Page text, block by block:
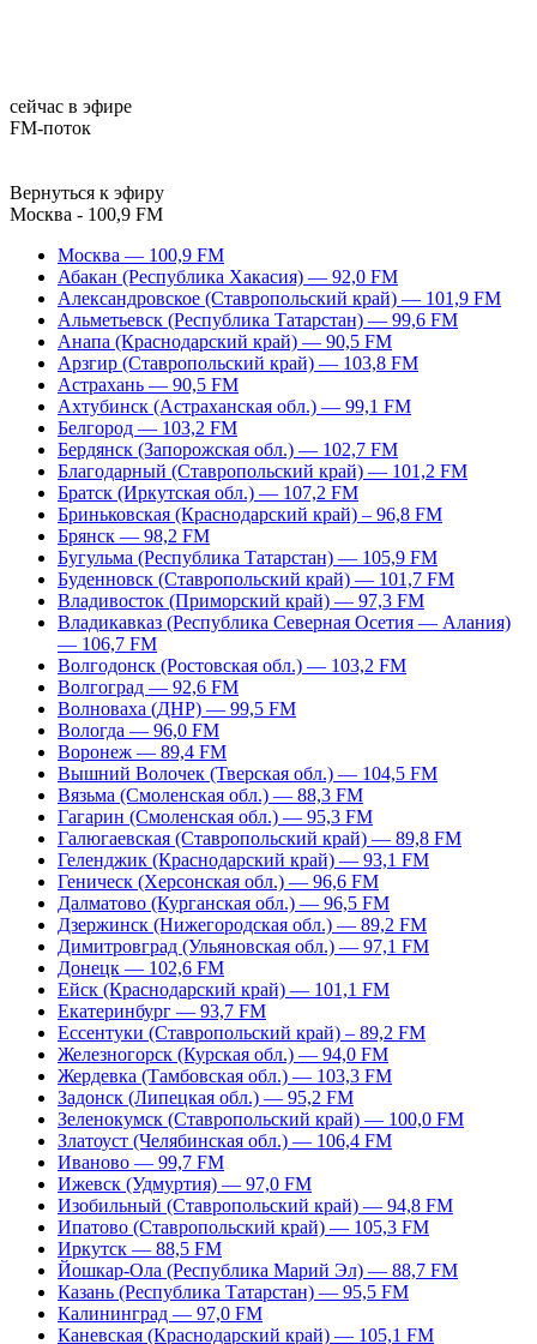
сейчас в эфире
FM-поток
Вернуться к эфиру
Москва - 100,9 FM
Москва — 100,9 FM
Абакан (Республика Хакасия) — 92,0 FM
Александровское (Ставропольский край) — 101,9 FM
Альметьевск (Республика Татарстан) — 99,6 FM
Анапа (Краснодарский край) — 90,5 FM
Арзгир (Ставропольский край) — 103,8 FM
Астрахань — 90,5 FM
Ахтубинск (Астраханская обл.) — 99,1 FM
Белгород — 103,2 FM
Бердянск (Запорожская обл.) — 102,7 FM
Благодарный (Ставропольский край) — 101,2 FM
Братск (Иркутская обл.) — 107,2 FM
Бриньковская (Краснодарский край) – 96,8 FM
Брянск — 98,2 FM
Бугульма (Республика Татарстан) — 105,9 FM
Буденновск (Ставропольский край) — 101,7 FM
Владивосток (Приморский край) — 97,3 FM
Владикавказ (Республика Северная Осетия — Алания)
— 106,7 FM
Волгодонск (Ростовская обл.) — 103,2 FM
Волгоград — 92,6 FM
Волноваха (ДНР) — 99,5 FM
Вологда — 96,0 FM
Воронеж — 89,4 FM
Вышний Волочек (Тверская обл.) — 104,5 FM
Вязьма (Смоленская обл.) — 88,3 FM
Гагарин (Смоленская обл.) — 95,3 FM
Галюгаевская (Ставропольский край) — 89,8 FM
Геленджик (Краснодарский край) — 93,1 FM
Геническ (Херсонская обл.) — 96,6 FM
Далматово (Курганская обл.) — 96,5 FM
Дзержинск (Нижегородская обл.) — 89,2 FM
Димитровград (Ульяновская обл.) — 97,1 FM
Донецк — 102,6 FM
Ейск (Краснодарский край) — 101,1 FM
Екатеринбург — 93,7 FM
Ессентуки (Ставропольский край) – 89,2 FM
Железногорск (Курская обл.) — 94,0 FM
Жердевка (Тамбовская обл.) — 103,3 FM
Задонск (Липецкая обл.) — 95,2 FM
Зеленокумск (Ставропольский край) — 100,0 FM
Златоуст (Челябинская обл.) — 106,4 FM
Иваново — 99,7 FM
Ижевск (Удмуртия) — 97,0 FM
Изобильный (Ставропольский край) — 94,8 FM
Ипатово (Ставропольский край) — 105,3 FM
Иркутск — 88,5 FM
Йошкар-Ола (Республика Марий Эл) — 88,7 FM
Казань (Республика Татарстан) — 95,5 FM
Калининград — 97,0 FM
Каневская (Краснодарский край) — 105,1 FM